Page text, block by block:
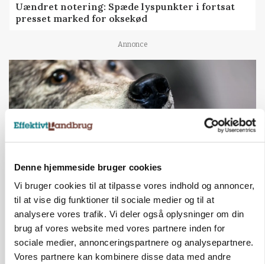
Denne hjemmeside bruger cookies
Vi bruger cookies til at tilpasse vores indhold og annoncer,
til at vise dig funktioner til sociale medier og til at
analysere vores trafik. Vi deler også oplysninger om din
brug af vores website med vores partnere inden for
sociale medier, annonceringspartnere og analysepartnere.
Vores partnere kan kombinere disse data med andre
Uændret notering: Spæde lyspunkter i fortsat
presset marked for oksekød
Annonce
ULVE
Landmand vågnede ved lyden af skrigende kvier:
Ulven stod på foderbordet
Annonce